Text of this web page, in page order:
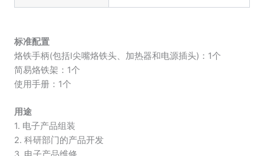
标准配置
烙铁手柄(包括I尖嘴烙铁头、加热器和电源插头)：1个
简易烙铁架：1个
使用手册：1个
用途
1. 电子产品组装
2. 科研部门的产品开发